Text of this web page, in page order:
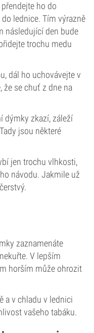
ho do
lednice. Tím výrazně
následující den bude
trochu medu
dál ho uchovávejte v
že se chuť z dne na
dýmky zkazí, záleží
jsou některé
jen trochu vlhkosti,
návodu. Jakmile už
zaznamenáte
V lepším
horším může ohrozit
a v chladu v lednici
vašeho tabáku.